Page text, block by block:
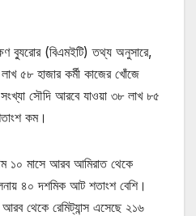
ব্যুরোর (বিএমইটি) তথ্য অনুসারে,
৫৮ হাজার কর্মী কাজের খোঁজে
সৌদি আরবে যাওয়া ৩৮ লাখ ৮৫
কম।
১০ মাসে আরব আমিরাত থেকে
৪০ দশমিক আট শতাংশ বেশি।
থেকে রেমিট্যান্স এসেছে ২১৬